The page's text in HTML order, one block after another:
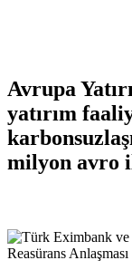
Avrupa
yatırım
milyon avro